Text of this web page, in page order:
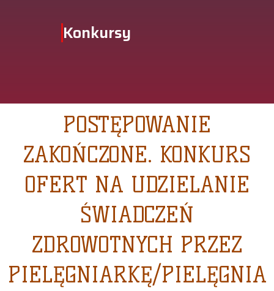
Konkursy
POSTĘPOWANIE
ZAKOŃCZONE. KONKURS
OFERT NA UDZIELANIE
ŚWIADCZEŃ
ZDROWOTNYCH PRZEZ
PIELĘGNIARKĘ/PIELĘGNIA